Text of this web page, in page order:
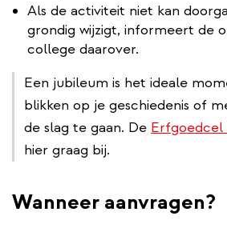
Als de activiteit niet kan
grondig wijzigt, informeert de
college daarover.
Een jubileum is het ideale
blikken op je geschiedenis of
de slag te gaan. De Erfgoedcel
hier graag bij.
Wanneer aanvragen?